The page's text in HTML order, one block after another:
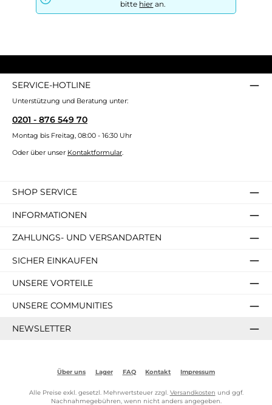
bitte hier an.
SERVICE-HOTLINE
Unterstützung und Beratung unter:
0201 - 876 549 70
Montag bis Freitag, 08:00 - 16:30 Uhr
Oder über unser Kontaktformular.
SHOP SERVICE
INFORMATIONEN
ZAHLUNGS- UND VERSANDARTEN
SICHER EINKAUFEN
UNSERE VORTEILE
UNSERE COMMUNITIES
NEWSLETTER
Über uns Lager FAQ Kontakt Impressum
Alle Preise exkl. gesetzl. Mehrwertsteuer zzgl. Versandkosten und ggf.
Nachnahmegebühren, wenn nicht anders angegeben.